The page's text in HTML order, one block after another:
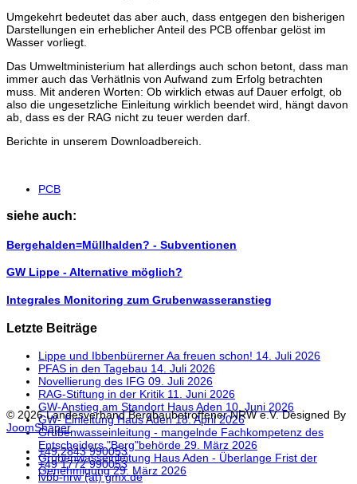
Umgekehrt bedeutet das aber auch, dass entgegen den bisherigen
Darstellungen ein erheblicher Anteil des PCB offenbar gelöst im
Wasser vorliegt.
Das Umweltministerium hat allerdings auch schon betont, dass man
immer auch das Verhätlnis von Aufwand zum Erfolg betrachten
muss. Mit anderen Worten: Ob wirklich etwas auf Dauer erfolgt, ob
also die ungesetzliche Einleitung wirklich beendet wird, hängt davon
ab, dass es der RAG nicht zu teuer werden darf.
Berichte in unserem Downloadbereich.
PCB
siehe auch:
Bergehalden=Müllhalden? - Subventionen
GW Lippe - Alternative möglich?
Integrales Monitoring zum Grubenwasseranstieg
Letzte Beiträge
Lippe und Ibbenbürerner Aa freuen schon! 14. Juli 2026
PFAS in den Tagebau 14. Juli 2026
Novellierung des IFG 09. Juli 2026
RAG-Stiftung in der Kritik 11. Juni 2026
GW-Anstieg am Standort Haus Aden 10. Juni 2026
GW- Einleitung Haus Aden18. April 2026
Grubenwasseinleitung - mangelnde Fachkompetenz des
Entscheiders "Berg"behörde 29. März 2026
Grubenwasseinleitung Haus Aden - Überlange Frist der
Genehmigung29. März 2026
© 2026 Landesverband Bergbaubetroffener NRW e.V. Designed By
JoomShaper
+49 2843 990053
+49 1772 990053
lvbb-nrw (at) gmx.de